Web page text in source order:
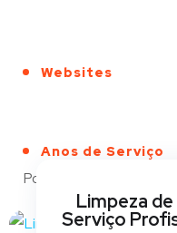
Websites
Anos de Serviço
Portfólio
Limpeza
Serviço